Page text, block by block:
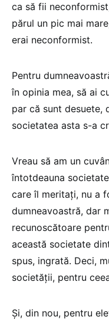
ca să fii
părul un pic mai
erai neconformist.
Pentru
în opinia mea, să ai
par că sunt desuete,
societatea asta s-a
Vreau să am un
întotdeauna
care îl meritați, nu a
dumneavoastră, dar
recunoscătoare
această societate
spus, ingrată. Deci,
societății, pentru
Și, din nou, pentru